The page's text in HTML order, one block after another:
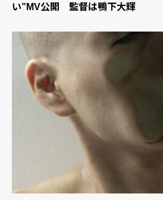
い”MV公開 監督は鴨下大輝